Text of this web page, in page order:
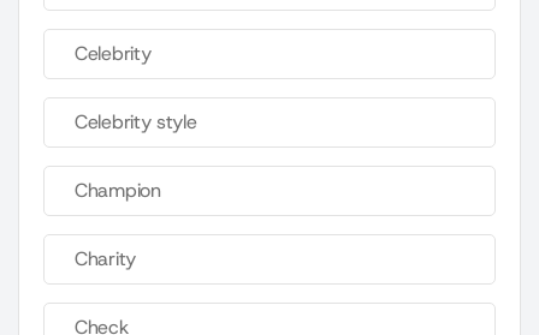
Celebrity
Celebrity style
Champion
Charity
Check